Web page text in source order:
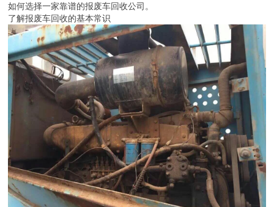
如何选择一家靠谱的报废车回收公司。
了解报废车回收的基本常识